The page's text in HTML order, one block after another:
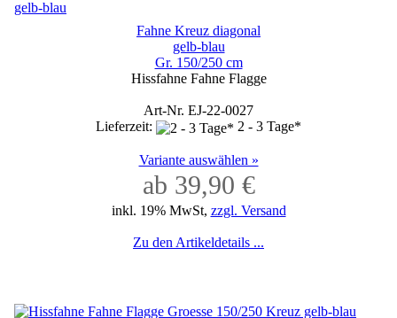
Fahne Kreuz diagonal
gelb-blau
Gr. 150/250 cm
Hissfahne Fahne Flagge
Art-Nr. EJ-22-0027
Lieferzeit:
2 - 3 Tage*
Variante auswählen »
ab 39,90 €
inkl. 19% MwSt, zzgl. Versand
Zu den Artikeldetails ...